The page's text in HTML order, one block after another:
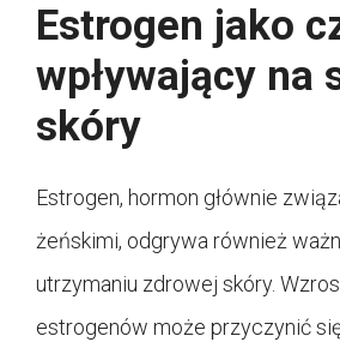
Estrogen jako
wpływający na
skóry
Estrogen, hormon głównie
żeńskimi, odgrywa również
utrzymaniu zdrowej skóry.
estrogenów może przyczynić